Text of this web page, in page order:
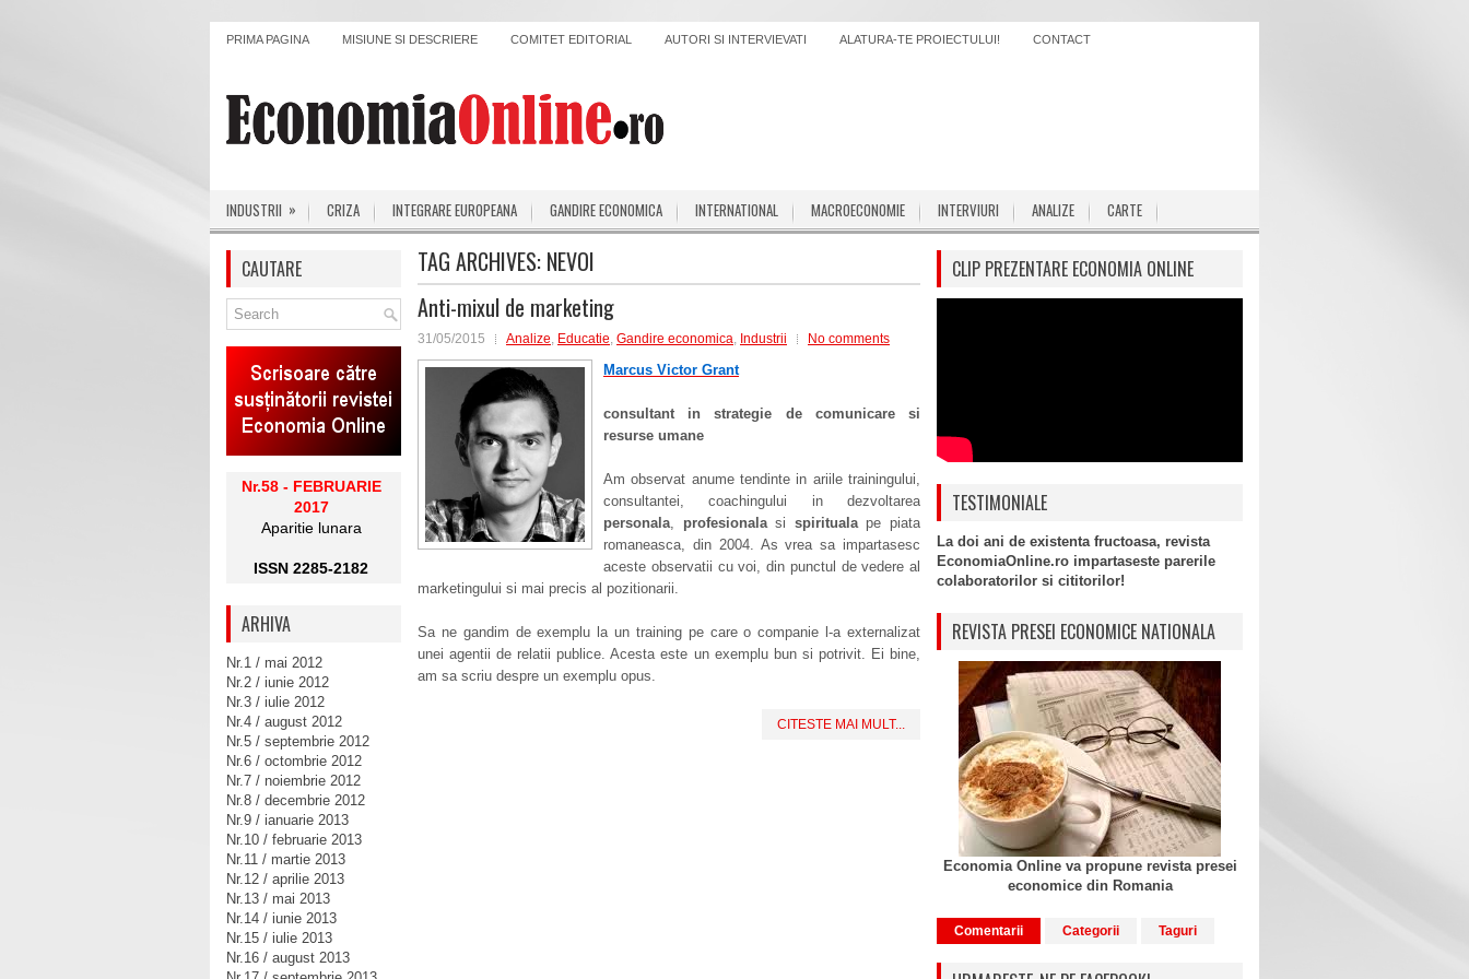
PRIMA PAGINA MISIUNE SI DESCRIERE COMITET EDITORIAL AUTORI SI INTERVIEVATI ALATURA-TE PROIECTULUI! CONTACT
INDUSTRII » CRIZA INTEGRARE EUROPEANA GANDIRE ECONOMICA INTERNATIONAL MACROECONOMIE INTERVIURI ANALIZE CARTE
TAG ARCHIVES: NEVOI
Anti-mixul de marketing
31/05/2015 Analize, Educatie, Gandire economica, Industrii No comments
Marcus Victor Grant
consultant in strategie de comunicare si
resurse umane
Am observat anume tendinte in ariile trainingului,
consultantei, coachingului in dezvoltarea
personala, profesionalasi spiritualape piata
romaneasca, din 2004. As vrea sa impartasesc
aceste observatii cu voi, din punctul de vedere al
marketingului si mai precis al pozitionarii.
Sa ne gandim de exemplu la un training pe care o companie l-a externalizat
unei agentii de relatii publice. Acesta este un exemplu bun si potrivit. Ei bine,
am sa scriu despre un exemplu opus.
CITESTE MAI MULT...
CAUTARE
Nr.58 - FEBRUARIE
2017
Aparitie lunara
ISSN 2285-2182
ARHIVA
Nr.1 / mai 2012
Nr.2 / iunie 2012
Nr.3 / iulie 2012
Nr.4 / august 2012
Nr.5 / septembrie 2012
Nr.6 / octombrie 2012
Nr.7 / noiembrie 2012
Nr.8 / decembrie 2012
Nr.9 / ianuarie 2013
Nr.10 / februarie 2013
Nr.11 / martie 2013
Nr.12 / aprilie 2013
Nr.13 / mai 2013
Nr.14 / iunie 2013
Nr.15 / iulie 2013
Nr.16 / august 2013
CLIP PREZENTARE ECONOMIA ONLINE
TESTIMONIALE
La doi ani de existenta fructoasa, revista
EconomiaOnline.ro impartaseste parerile
colaboratorilor si cititorilor!
REVISTA PRESEI ECONOMICE NATIONALA
Economia Online va propune revista presei
economice din Romania
Comentarii Categorii Taguri